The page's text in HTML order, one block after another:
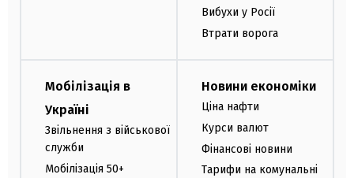
Вибухи у Росії
Втрати ворога
Мобілізація в
Україні
Звільнення з військової
служби
Мобілізація 50+
Новини економіки
Ціна нафти
Курси валют
Фінансові новини
Тарифи на комунальні